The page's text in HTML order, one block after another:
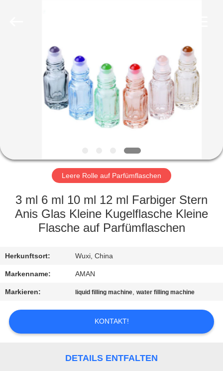
PRODUKTE
VR-
SHOW
ÜBER
UNS
QUALITÄTSKONTROLLE
MIT
UNS
Leere Rolle auf Parfümflaschen
3 ml 6 ml 10 ml 12 ml Farbiger Stern
Anis Glas Kleine Kugelflasche Kleine
Flasche auf Parfümflaschen
Herkunftsort: Wuxi, China
Markenname: AMAN
Markieren: liquid filling machine,water filling machine
KONTAKT!
DETAILS ENTFALTEN